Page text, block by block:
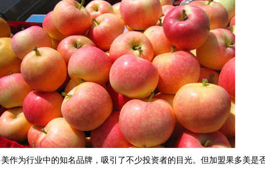
作为行业中的知名品牌，吸引了不少投资者的目光。但加盟果多美